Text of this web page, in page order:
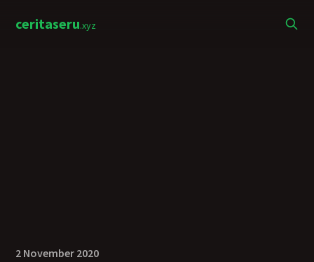
ceritaseru.xyz
2 November 2020